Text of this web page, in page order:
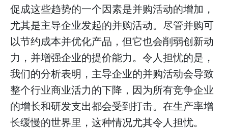
促成这些趋势的一个因素是并购活动的增加，
尤其是主导企业发起的并购活动。尽管并购可
以节约成本并优化产品，但它也会削弱创新动
力，并增强企业的提价能力。令人担忧的是，
我们的分析表明，主导企业的并购活动会导致
整个行业商业活力的下降，因为所有竞争企业
的增长和研发支出都会受到打击。在生产率增
长缓慢的世界里，这种情况尤其令人担忧。